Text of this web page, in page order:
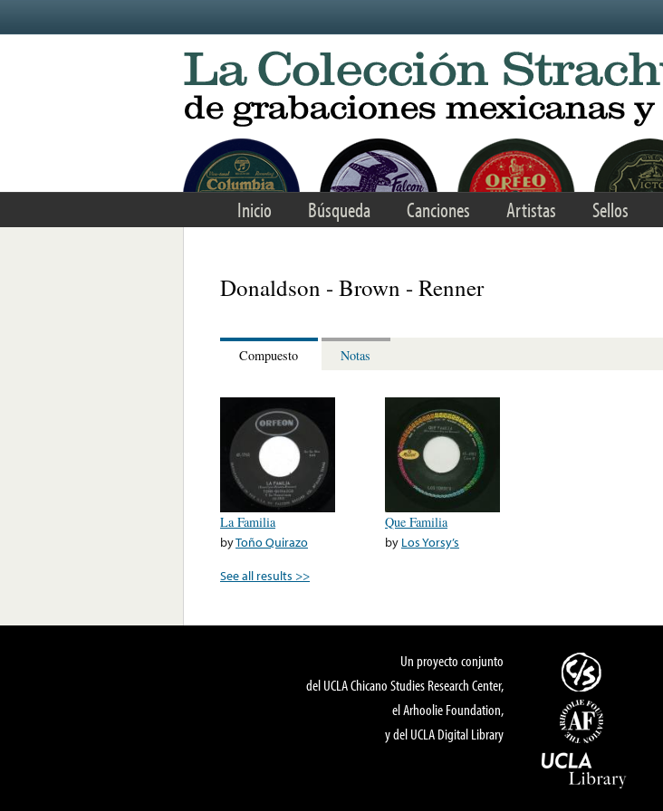
Inicio Búsqueda Canciones Artistas Sellos
Donaldson - Brown - Renner
Compuesto Notas
La Familia
byToño Quirazo
Que Familia
by Los Yorsy’s
See all results >>
Un proyecto conjunto
del UCLA Chicano Studies Research Center,
el Arhoolie Foundation,
y del UCLA Digital Library